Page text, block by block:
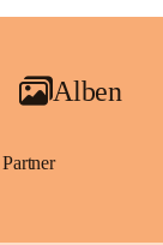
Alben
Partner